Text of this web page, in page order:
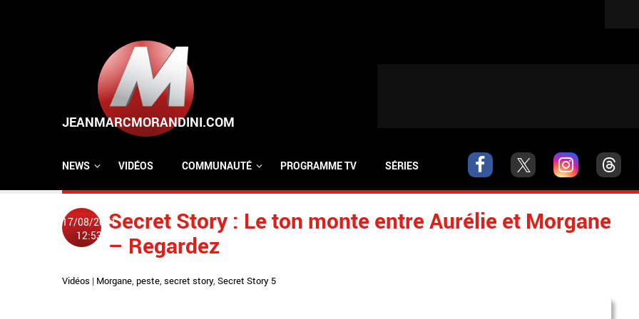
NEWS VIDÉOS COMMUNAUTÉ PROGRAMME TV SÉRIES
17/08/2011
12:53
Secret Story : Le ton monte entre Aurélie et Morgane
– Regardez
Vidéos | Morgane, peste, secret story, Secret Story 5